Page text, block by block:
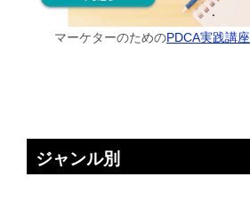
マーケターのためのPDCA実践講座
ジャンル別